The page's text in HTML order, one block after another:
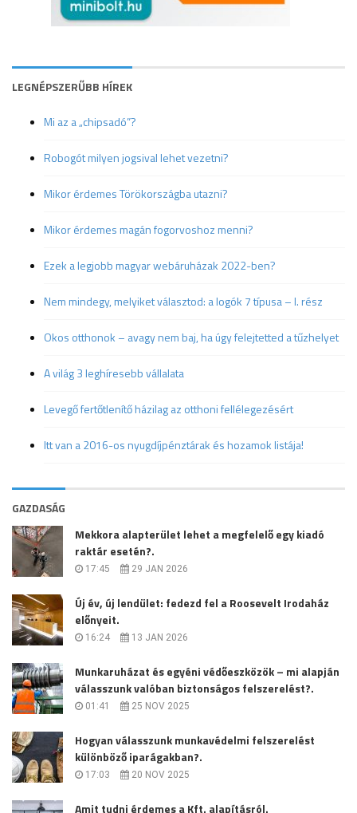
LEGNÉPSZERŰBB HÍREK
Mi az a „chipsadó”?
Robogót milyen jogsival lehet vezetni?
Mikor érdemes Törökországba utazni?
Mikor érdemes magán fogorvoshoz menni?
Ezek a legjobb magyar webáruházak 2022-ben?
Nem mindegy, melyiket választod: a logók 7 típusa – I. rész
Okos otthonok – avagy nem baj, ha úgy felejtetted a tűzhelyet
A világ 3 leghíresebb vállalata
Levegő fertőtlenítő házilag az otthoni fellélegezésért
Itt van a 2016-os nyugdíjpénztárak és hozamok listája!
GAZDASÁG
Mekkora alapterület lehet a megfelelő egy kiadó
raktár esetén?.
17:45 29 JAN 2026
Új év, új lendület: fedezd fel a Roosevelt Irodaház
előnyeit.
16:24 13 JAN 2026
Munkaruházat és egyéni védőeszközök – mi alapján
válasszunk valóban biztonságos felszerelést?.
01:41 25 NOV 2025
Hogyan válasszunk munkavédelmi felszerelést
különböző iparágakban?.
17:03 20 NOV 2025
Amit tudni érdemes a Kft. alapításról.